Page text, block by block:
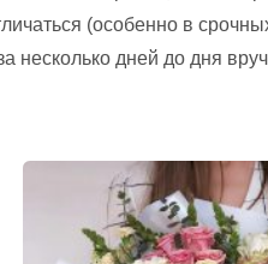
(особенно в
несколько дней до дня